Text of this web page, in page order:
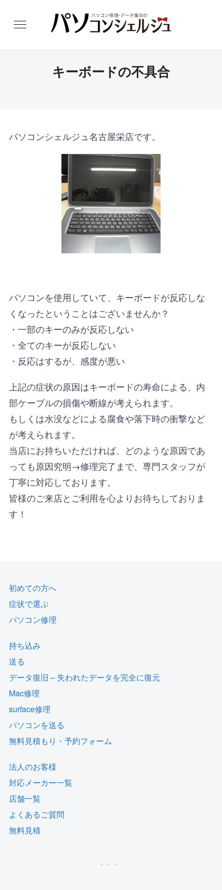
キーボードの不具合
パソコンシェルジュ名古屋栄店です。
パソコンを使用していて、キーボードが反応しな
くなったということはございませんか？
・一部のキーのみが反応しない
・全てのキーが反応しない
・反応はするが、感度が悪い
上記の症状の原因はキーボードの寿命による、内
部ケーブルの損傷や断線が考えられます。
もしくは水没などによる腐食や落下時の衝撃など
が考えられます。
当店にお持ちいただければ、どのような原因であ
っても原因究明→修理完了まで、専門スタッフが
丁寧に対応しております。
皆様のご来店とご利用を心よりお待ちしておりま
す！
初めての方へ
症状で選ぶ
パソコン修理
持ち込み
送る
データ復旧 – 失われたデータを完全に復元
Mac修理
surface修理
パソコンを送る
無料見積もり・予約フォーム
法人のお客様
対応メーカー一覧
店舗一覧
よくあるご質問
無料見積